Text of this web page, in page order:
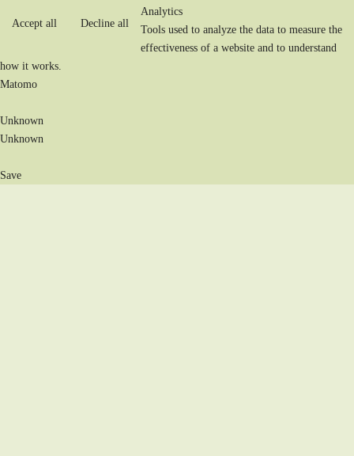
Accept all Decline all
Analytics
Tools used to analyze the data to measure the
effectiveness of a website and to understand
how it works.
Matomo
Unknown
Unknown
Save